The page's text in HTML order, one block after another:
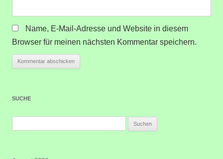
Name, E-Mail-Adresse und Website in diesem
Browser für meinen nächsten Kommentar speichern.
SUCHE